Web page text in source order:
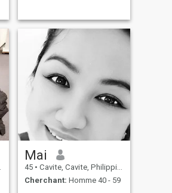
Mai
45 • Cavite, Cavite, Philippines
Cherchant: Homme 40 - 59